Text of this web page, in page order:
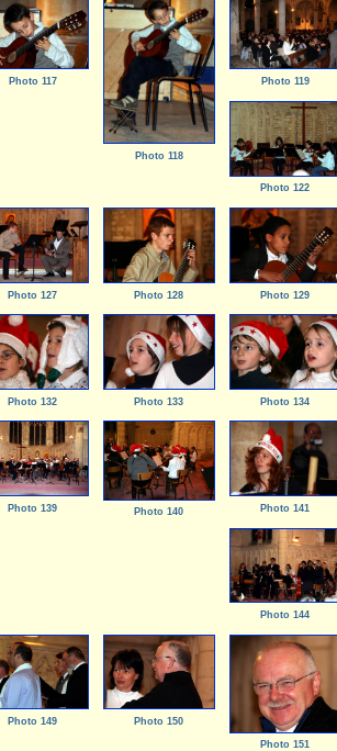
Photo 117
Photo 118
Photo 119
Photo 122
Photo 127 Photo 128 Photo 129
Photo 132 Photo 133 Photo 134
Photo 139 Photo 140 Photo 141
Photo 144
Photo 149 Photo 150
Photo 151